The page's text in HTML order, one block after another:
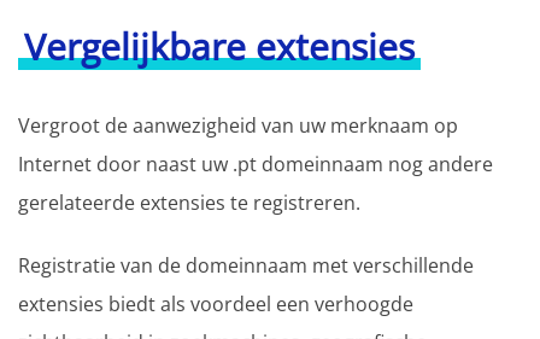
Vergelijkbare extensies
Vergroot de aanwezigheid van uw merknaam op
Internet door naast uw .pt domeinnaam nog andere
gerelateerde extensies te registreren.
Registratie van de domeinnaam met verschillende
extensies biedt als voordeel een verhoogde